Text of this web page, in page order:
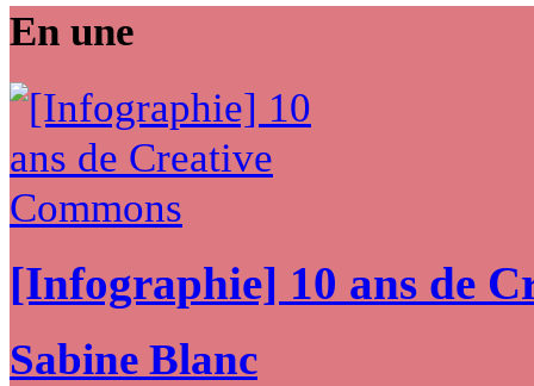
En une
[Infographie] 10 ans de
Sabine Blanc